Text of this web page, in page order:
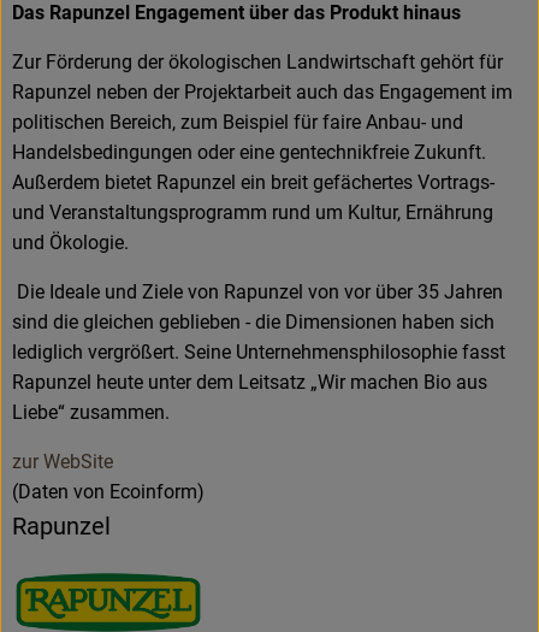
Das Rapunzel Engagement über das Produkt hinaus
Zur Förderung der ökologischen Landwirtschaft gehört für
Rapunzel neben der Projektarbeit auch das Engagement im
politischen Bereich, zum Beispiel für faire Anbau- und
Handelsbedingungen oder eine gentechnikfreie Zukunft.
Außerdem bietet Rapunzel ein breit gefächertes Vortrags-
und Veranstaltungsprogramm rund um Kultur, Ernährung
und Ökologie.
Die Ideale und Ziele von Rapunzel von vor über 35 Jahren
sind die gleichen geblieben - die Dimensionen haben sich
lediglich vergrößert. Seine Unternehmensphilosophie fasst
Rapunzel heute unter dem Leitsatz „Wir machen Bio aus
Liebe“ zusammen.
zur WebSite
(Daten von Ecoinform)
Rapunzel